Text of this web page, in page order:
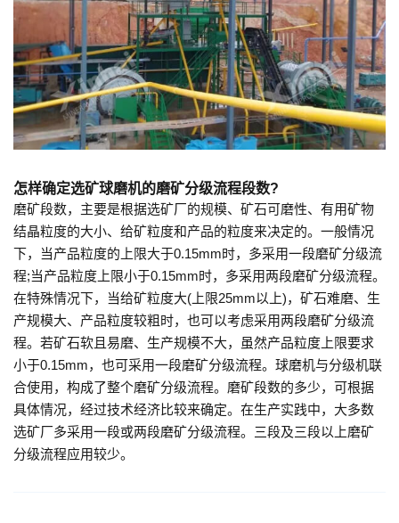
怎样确定选矿球磨机的磨矿分级流程段数?
磨矿段数，主要是根据选矿厂的规模、矿石可磨性、有用矿物
结晶粒度的大小、给矿粒度和产品的粒度来决定的。一般情况
下，当产品粒度的上限大于0.15mm时，多采用一段磨矿分级流
程;当产品粒度上限小于0.15mm时，多采用两段磨矿分级流程。
在特殊情况下，当给矿粒度大(上限25mm以上)，矿石难磨、生
产规模大、产品粒度较粗时，也可以考虑采用两段磨矿分级流
程。若矿石软且易磨、生产规模不大，虽然产品粒度上限要求
小于0.15mm，也可采用一段磨矿分级流程。球磨机与分级机联
合使用，构成了整个磨矿分级流程。磨矿段数的多少，可根据
具体情况，经过技术经济比较来确定。在生产实践中，大多数
选矿厂多采用一段或两段磨矿分级流程。三段及三段以上磨矿
分级流程应用较少。